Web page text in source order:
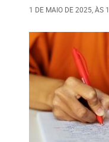
1 DE MAIO DE 2025, ÀS